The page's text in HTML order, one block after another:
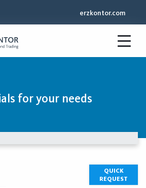
erzkontor.com
for your needs
QUICK
REQUEST